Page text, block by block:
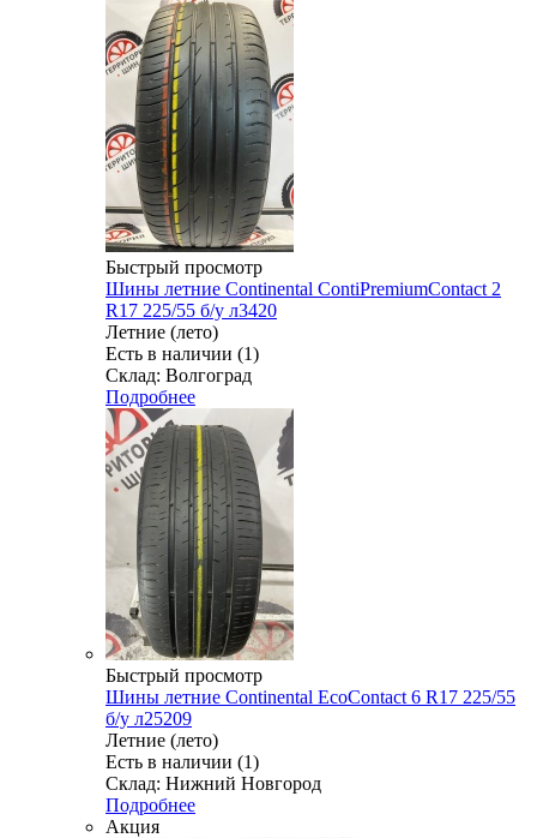
Быстрый просмотр
Шины летние Continental ContiPremiumContact 2
R17 225/55 б/у л3420
Летние (лето)
Есть в наличии (1)
Склад: Волгоград
Подробнее
Быстрый просмотр
Шины летние Continental EcoContact 6 R17 225/55
б/у л25209
Летние (лето)
Есть в наличии (1)
Склад: Нижний Новгород
Подробнее
Акция